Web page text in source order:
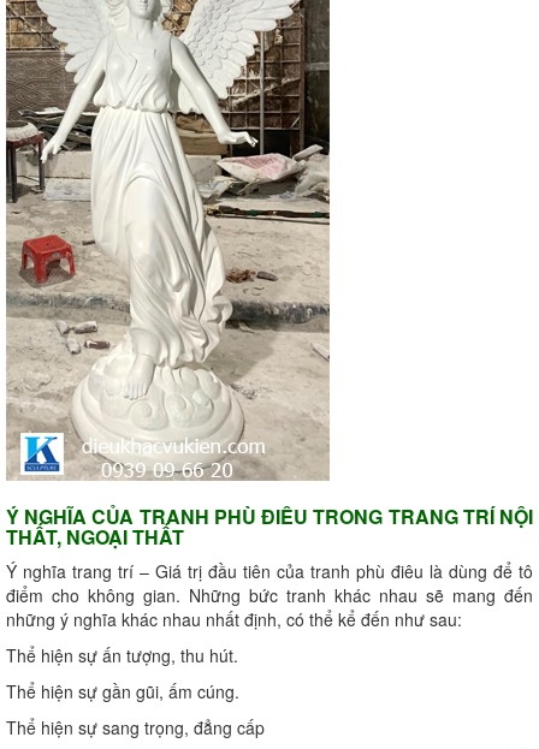
Ý NGHĨA CỦA TRANH PHÙ ĐIÊU TRONG TRANG TRÍ NỘI
THẤT, NGOẠI THẤT
Ý nghĩa trang trí – Giá trị đầu tiên của tranh phù điêu là dùng để tô
điểm cho không gian. Những bức tranh khác nhau sẽ mang đến
những ý nghĩa khác nhau nhất định, có thể kể đến như sau:
Thể hiện sự ấn tượng, thu hút.
Thể hiện sự gần gũi, ấm cúng.
Thể hiện sự sang trọng, đẳng cấp